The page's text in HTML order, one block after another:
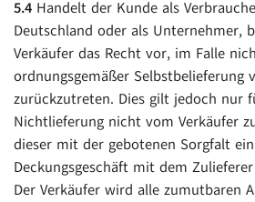
5.4 Handelt der Kunde als
Deutschland oder als Unternehmer,
Verkäufer das Recht vor, im Falle
ordnungsgemäßer Selbstbelieferung
zurückzutreten. Dies gilt jedoch nur
Nichtlieferung nicht vom Verkäufer
dieser mit der gebotenen Sorgfalt
Deckungsgeschäft mit dem
Der Verkäufer wird alle zumutbaren